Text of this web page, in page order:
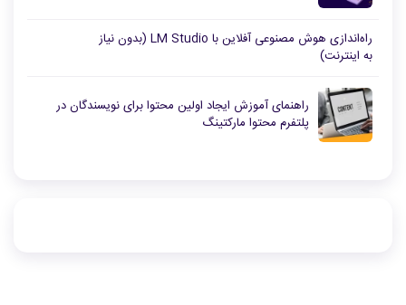
راه‌اندازی هوش مصنوعی آفلاین با LM Studio (بدون نیاز
به اینترنت)
راهنمای آموزش ایجاد اولین محتوا برای نویسندگان در
پلتفرم محتوا مارکتینگ